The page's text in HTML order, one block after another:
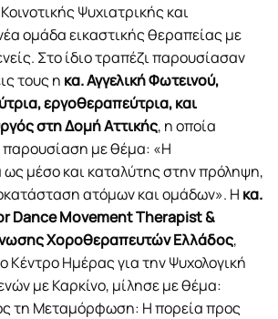
Ψυχιατρικής και
ομάδα εικαστικής θεραπείας με
Στο ίδιο τραπέζι παρουσίασαν
τους η κα. Αγγελική Φωτεινού,
εργοθεραπεύτρια, και
στη Δομή Αττικής, η οποία
με θέμα: «H
ως μέσο και καταλύτης στην πρόληψη,
ατόμων και ομάδων». Η κα.
Dance Movement Therapist &
Χοροθεραπευτών Ελλάδος,
Κέντρο Ημέρας για την Ψυχολογική
με Καρκίνο, μίλησε με θέμα:
τη Μεταμόρφωση: Η πορεία προς